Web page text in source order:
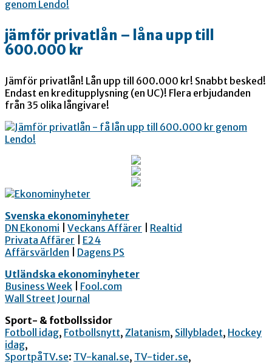
jämför privatlån – låna upp till
600.000 kr
Jämför privatlån! Lån upp till 600.000 kr! Snabbt besked!
Endast en kreditupplysning (en UC)! Flera erbjudanden
från 35 olika långivare!
Svenska ekonominyheter
DN Ekonomi
Veckans Affärer
Realtid
Privata Affärer
E24
Affärsvärlden
Dagens PS
Utländska ekonominyheter
Business Week
Fool.com
Wall Street Journal
Sport- & fotbollssidor
Fotboll idag, Fotbollsnytt, Zlatanism, Sillybladet, Hockey
idag,
SportpåTV.se: TV-kanal.se, TV-tider.se,